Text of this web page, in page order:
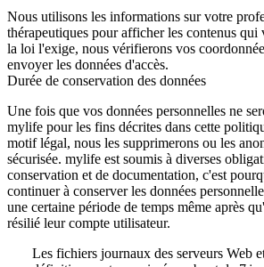
Nous utilisons les informations sur votre
thérapeutiques pour afficher les contenus qui
la loi l'exige, nous vérifierons vos
envoyer les données d'accès.
Durée de conservation des données
Une fois que vos données personnelles ne
mylife pour les fins décrites dans cette
motif légal, nous les supprimerons ou les
sécurisée. mylife est soumis à diverses
conservation et de documentation, c'est
continuer à conserver les données
une certaine période de temps même après
résilié leur compte utilisateur.
Les fichiers journaux des serveurs Web